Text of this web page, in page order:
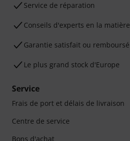
Service de réparation
Conseils d'experts en la matière
Garantie satisfait ou remboursé
Le plus grand stock d'Europe
Service
Frais de port et délais de livraison
Centre de service
Bons d'achat